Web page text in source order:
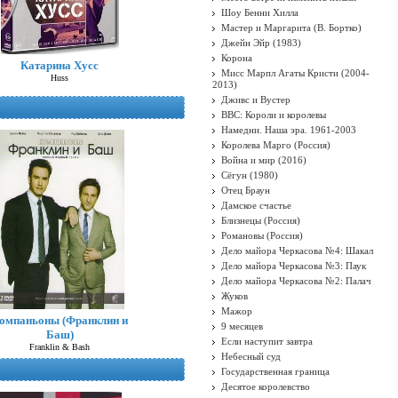
Катарина Хусс
Huss
(Франклин и
Баш)
Franklin & Bash
Шоу Бенни Хилла
Мастер и Маргарита (В. Бортко)
Джейн Эйр (1983)
Корона
Мисс Марпл Агаты Кристи (2004-
2013)
Дживс и Вустер
BBC: Короли и королевы
Намедни. Наша эра. 1961-2003
Королева Марго (Россия)
Война и мир (2016)
Сёгун (1980)
Отец Браун
Дамское счастье
Близнецы (Россия)
Романовы (Россия)
Дело майора Черкасова №4: Шакал
Дело майора Черкасова №3: Паук
Дело майора Черкасова №2: Палач
Жуков
Мажор
9 месяцев
Если наступит завтра
Небесный суд
Государственная граница
Десятое королевство